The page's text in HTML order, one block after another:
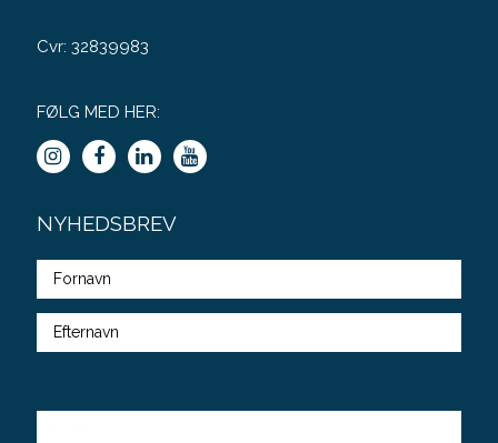
Cvr: 32839983
FØLG MED HER:
NYHEDSBREV
Fulde
navn